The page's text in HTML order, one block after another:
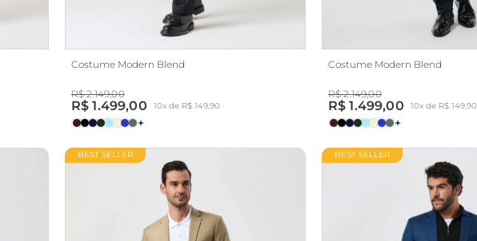
Costume Modern Blend
R$ 2.149,00
R$ 1.499,00 10x de R$ 149,90
+
Costume Modern Blend
R$ 2.149,00
R$ 1.499,00 10x de R$ 149,90
+
BEST SELLER BEST SELLER